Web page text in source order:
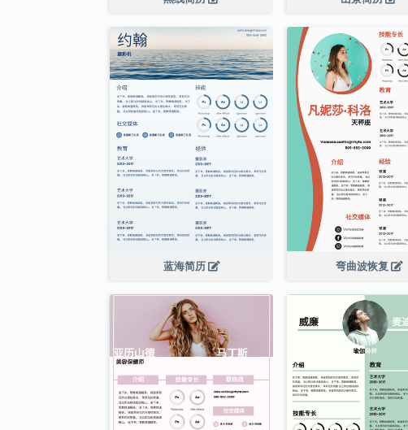
蓝海简历 弯曲波恢复